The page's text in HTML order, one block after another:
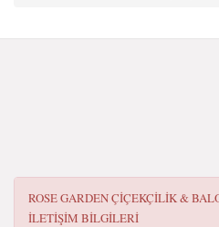
ROSE GARDEN ÇIÇEKÇILIK &
ILETIŞIM BILGILERI